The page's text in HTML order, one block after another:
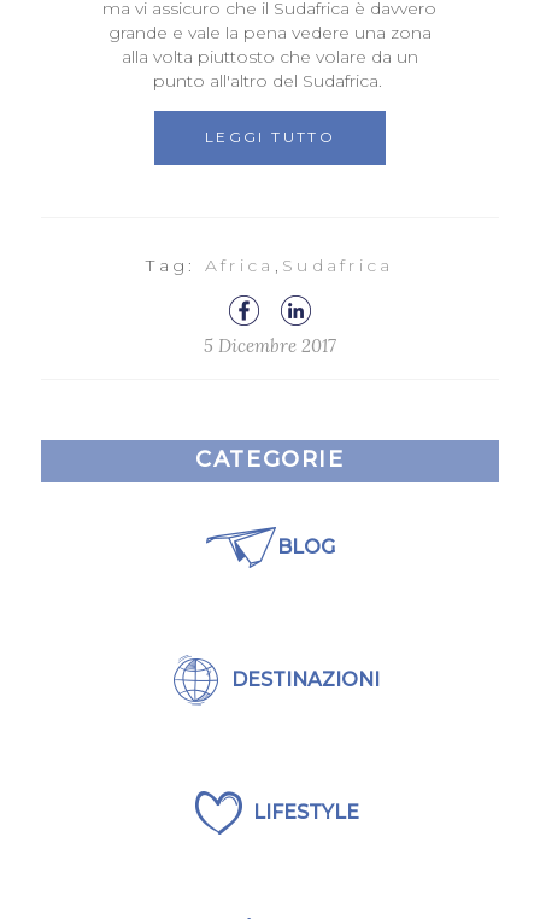
ma vi assicuro che il Sudafrica è davvero
grande e vale la pena vedere una zona
alla volta piuttosto che volare da un
punto all'altro del Sudafrica.
LEGGI TUTTO
Tag: Africa , Sudafrica
5 Dicembre 2017
CATEGORIE
BLOG
DESTINAZIONI
LIFESTYLE